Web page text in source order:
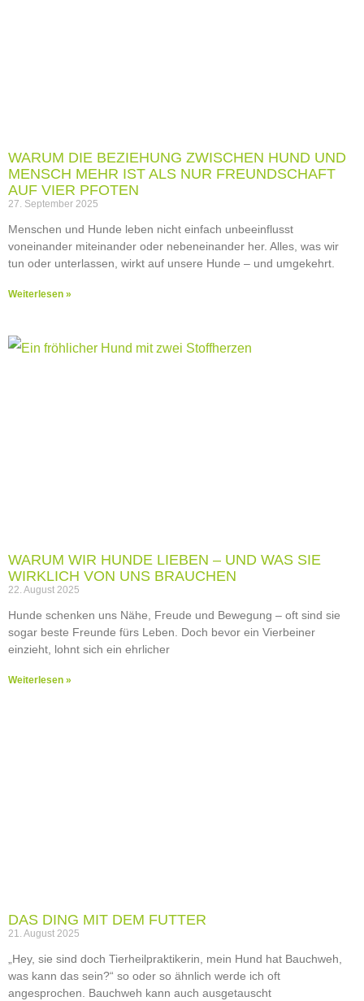
WARUM DIE BEZIEHUNG ZWISCHEN HUND UND
MENSCH MEHR IST ALS NUR FREUNDSCHAFT
AUF VIER PFOTEN
27. September 2025
Menschen und Hunde leben nicht einfach unbeeinflusst
voneinander miteinander oder nebeneinander her. Alles, was wir
tun oder unterlassen, wirkt auf unsere Hunde – und umgekehrt.
Weiterlesen »
WARUM WIR HUNDE LIEBEN – UND WAS SIE
WIRKLICH VON UNS BRAUCHEN
22. August 2025
Hunde schenken uns Nähe, Freude und Bewegung – oft sind sie
sogar beste Freunde fürs Leben. Doch bevor ein Vierbeiner
einzieht, lohnt sich ein ehrlicher
Weiterlesen »
DAS DING MIT DEM FUTTER
21. August 2025
„Hey, sie sind doch Tierheilpraktikerin, mein Hund hat Bauchweh,
was kann das sein?“ so oder so ähnlich werde ich oft
angesprochen. Bauchweh kann auch ausgetauscht